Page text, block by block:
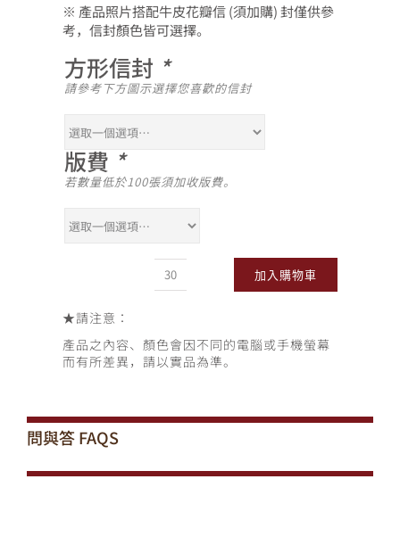
※ 產品照片搭配牛皮花瓣信 (須加購) 封僅供參
考，信封顏色皆可選擇。
方形信封 *
請參考下方圖示選擇您喜歡的信封
版費 *
若數量低於100張須加收版費。
SS_016S(單
張)
加入購物車
★請注意：
產品之內容、顏色會因不同的電腦或手機螢幕
而有所差異，請以實品為準。
問與答FAQS